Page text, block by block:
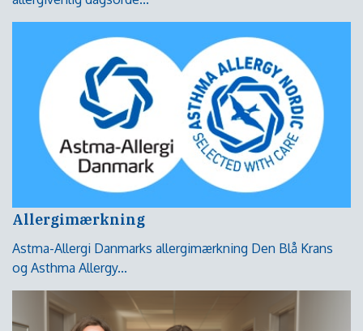
Allergimærkning
Astma-Allergi Danmarks allergimærkning Den Blå Krans
og Asthma Allergy...